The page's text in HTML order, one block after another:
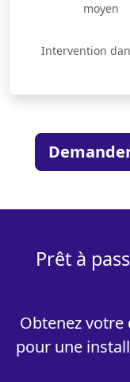
moyen
Intervention
Prêt à
Obtenez
pour une